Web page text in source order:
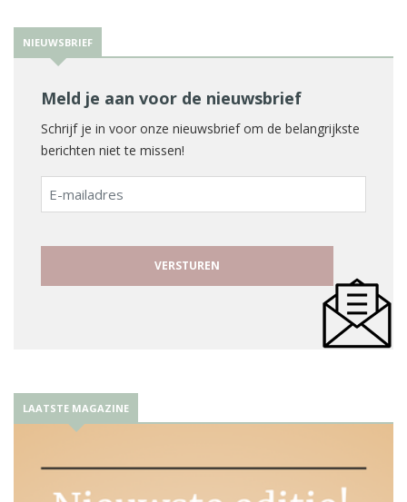
NIEUWSBRIEF
Meld je aan voor de nieuwsbrief
Schrijf je in voor onze nieuwsbrief om de belangrijkste
berichten niet te missen!
E-
mailadres
LAATSTE MAGAZINE